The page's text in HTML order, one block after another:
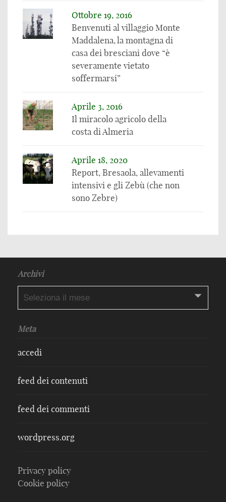
Ottobre 19, 2016
Benvenuti al villaggio Monte
Maddalena, la montagna di
casa dei bresciani dove “è
severamente vietato
soffermarsi”
Aprile 3, 2016
Il miracolo agricolo della
costa di Almeria
Aprile 18, 2020
Report, Bresaola, allevamenti
intensivi e gli Zebù (che non
sono Zebre)
Archivi
Meta
accedi
feed dei contenuti
feed dei commenti
wordpress.org
Privacy policy
Cookie policy